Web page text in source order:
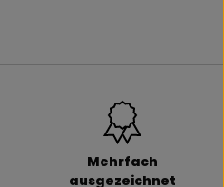
Mehrfach
ausgezeichnet